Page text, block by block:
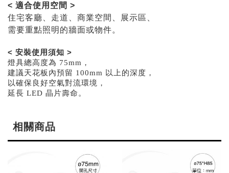
< 適合使用空間 >
住宅客廳、走道、商業空間、展示區、
需要重點照明的牆面或物件。
< 安裝使用須知 >
燈具總高度為 75mm，
建議天花板內預留 100mm 以上的深度，
以確保良好空氣對流環境，
延長 LED 晶片壽命。
相關商品